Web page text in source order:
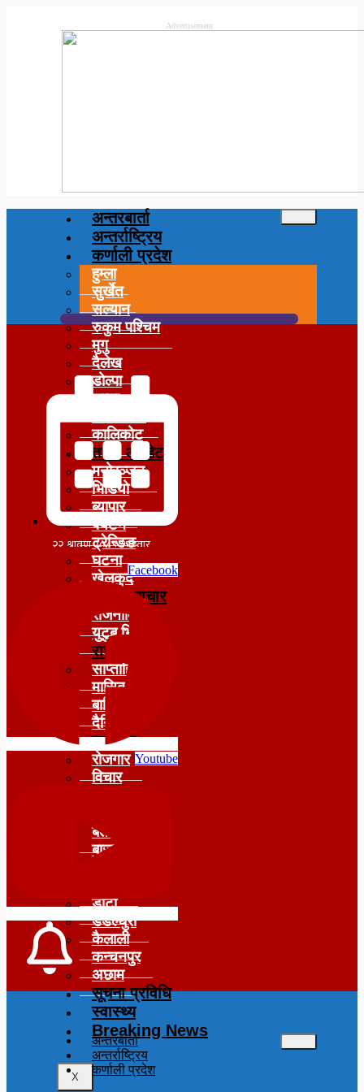
Advertisement
अन्तरबार्ता
अन्तर्राष्ट्रिय
कर्णाली प्रदेश
हुम्ला
सुर्खेत
सल्यान
रुकुम पश्चिम
मुगु
दैलेख
डोल्पा
जुम्ला
कालिकोट
ताजा अपडेट
मनोरञ्जन
भिडियो
ब्यापार
पर्यटन
ट्रेन्डिङ
घटना
खेलकुद
मुख्य समाचार
राजनीति
युटुब भिडियो
राशीफल
साप्ताहिक
मासिक
बार्षिक
दैनिक
समाचार
रोजगार
विचार
बैतडी
बाजुरा
डोटी
डडेल्धुरा
कैलाली
कन्चनपुर
अछाम
सूचना प्रविधि
स्वास्थ्य
Breaking News
X
Facebook
Youtube
अन्तरबार्ता
अन्तर्राष्ट्रिय
कर्णाली प्रदेश